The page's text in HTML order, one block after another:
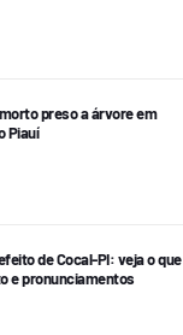
preso a árvore em
Piauí
de Cocal-PI: veja o que
e pronunciamentos